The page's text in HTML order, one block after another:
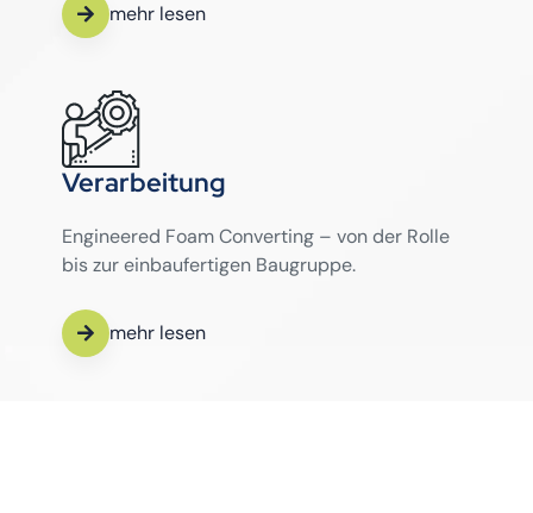
mehr lesen
Verarbeitung
Engineered Foam Converting – von der Rolle
bis zur einbaufertigen Baugruppe.
mehr lesen